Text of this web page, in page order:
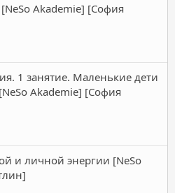
Akademie] [София
1 занятие. Маленькие дети
Akademie] [София
и личной энергии [NeSo